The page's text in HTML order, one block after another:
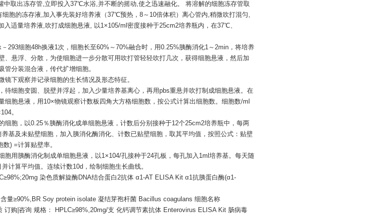
中取出冻存管,立即投入37℃水浴,并不断的摇动,使之迅速融化。 将溶解的细胞冻存管取
胞的冻存液,加入事先装好培养液（37℃预热，8～10倍体积）离心管内,稍微吹打混匀,
入适量培养液,吹打成细胞悬液, 以1×105/ml密度接种于25cm2培养瓶内，在37℃、
293细胞48h换液1次，细胞长至60%～70%融合时，用0.25%胰酶消化1～2min，将培养
、悬浮、分散，为使细胞进一步分散可用吹打管轻轻吹打几次，获得细胞悬液，然后加
管分装混合液，传代扩增细胞。
镜下观察并记录细胞的生长情况及形态特征。
待细胞变圆、脱壁并浮起，加入少量培养基离心，再用pbs重悬并吹打制成细胞悬液。在
细胞悬液，用10×物镜观察计数板四角大方格细胞数，按公式计算出细胞数。细胞数/ml
。
细胞，以0.25％胰酶消化成单细胞悬液，计数后分别接种于12个25cm2培养瓶中，每两
基及未贴壁细胞，加入胰消化酶消化、计数已贴壁细胞，取其平均值，按照公式：贴壁
数) =计算贴壁率。
胞用胰酶消化制成单细胞悬液，以1×104/孔接种于24孔板，每孔加入1ml培养基。每天随
计算平均值。连续计数10d，绘制细胞生长曲线。
染色质解旋酶DNA结合蛋白2抗体 α1-AT ELISA Kit α1抗胰蛋白酶(α1-
量≥90%,BR Soy protein isolate 凝结芽孢杆菌 Bacillus coagulans 细胞名称
订购|咨询 规格： HPLC≥98%,20mg/支 化钙调节素抗体 Enterovirus ELISA Kit 肠病毒